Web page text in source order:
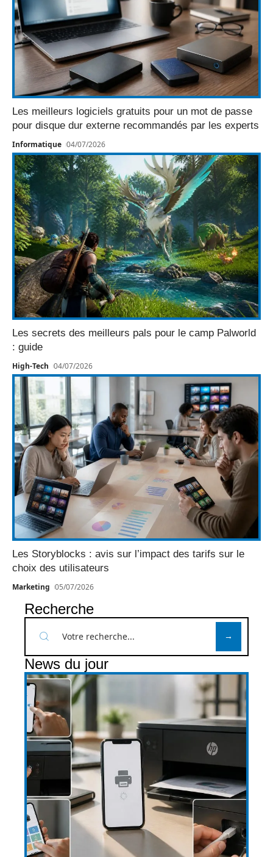
Les meilleurs logiciels gratuits pour un mot de passe
pour disque dur externe recommandés par les experts
Informatique 04/07/2026
Les secrets des meilleurs pals pour le camp Palworld
: guide
High-Tech 04/07/2026
Les Storyblocks : avis sur l’impact des tarifs sur le
choix des utilisateurs
Marketing 05/07/2026
Recherche
News du jour